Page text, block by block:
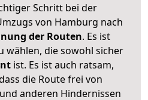
Schritt bei der
von Hamburg nach
der Routen. Es ist
wählen, die sowohl sicher
ist. Es ist auch ratsam,
die Route frei von
anderen Hindernissen